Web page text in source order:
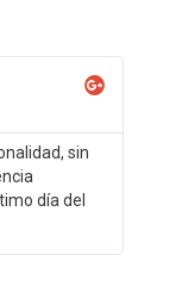
sin
día del